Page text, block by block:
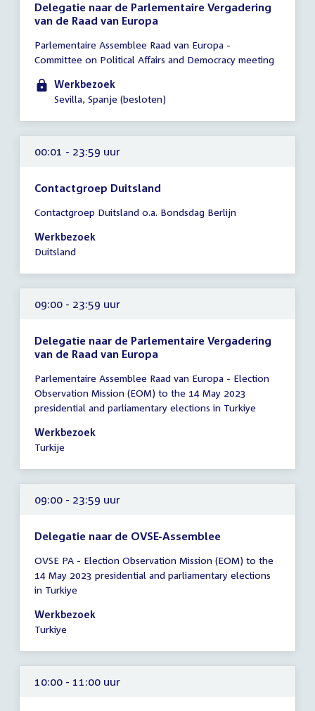
Delegatie naar de Parlementaire Vergadering
van de Raad van Europa
vergadering
00:01
23:59
Parlementaire Assemblee Raad van Europa -
Committee on Political Affairs and Democracy meeting
Werkbezoek
Sevilla, Spanje (besloten)
00:01 - 23:59 uur
Contactgroep Duitsland
vergadering
00:01
-
uur
Contactgroep Duitsland o.a. Bondsdag Berlijn
Werkbezoek
Duitsland
09:00 - 23:59 uur
Delegatie naar de Parlementaire Vergadering
van de Raad van Europa
vergadering
09:00
-
23:59
uur
Parlementaire Assemblee Raad van Europa - Election
Observation Mission (EOM) to the 14 May 2023
presidential and parliamentary elections in Turkiye
Werkbezoek
Turkije
09:00 - 23:59 uur
Delegatie naar de OVSE-Assemblee
vergadering
09:00
-
23:59
uur
OVSE PA - Election Observation Mission (EOM) to the
14 May 2023 presidential and parliamentary elections
in Turkiye
Werkbezoek
Turkiye
10:00 - 11:00 uur